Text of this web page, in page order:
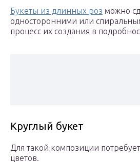
Букеты из длинных роз можно
односторонними или
процесс их создания в
Круглый букет
Для такой композиции
цветов.